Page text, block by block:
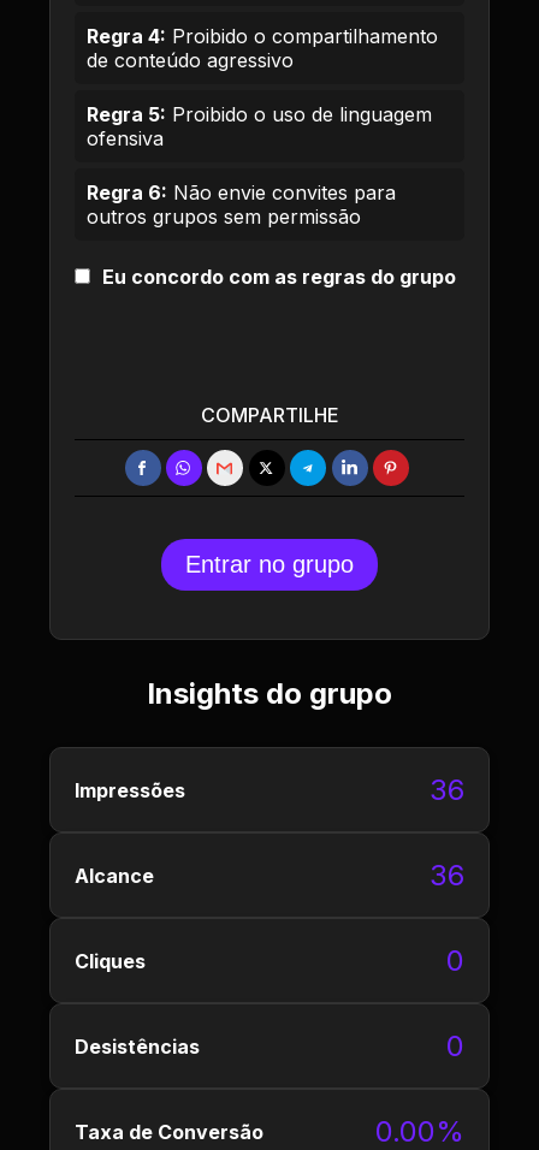
Regra 4: Proibido o compartilhamento
de conteúdo agressivo
Regra 5: Proibido o uso de linguagem
ofensiva
Regra 6: Não envie convites para
outros grupos sem permissão
Eu concordo com as regras do grupo
COMPARTILHE
Entrar no grupo
Insights do grupo
Impressões 36
Alcance 36
Cliques 0
Desistências 0
Taxa de Conversão 0.00%